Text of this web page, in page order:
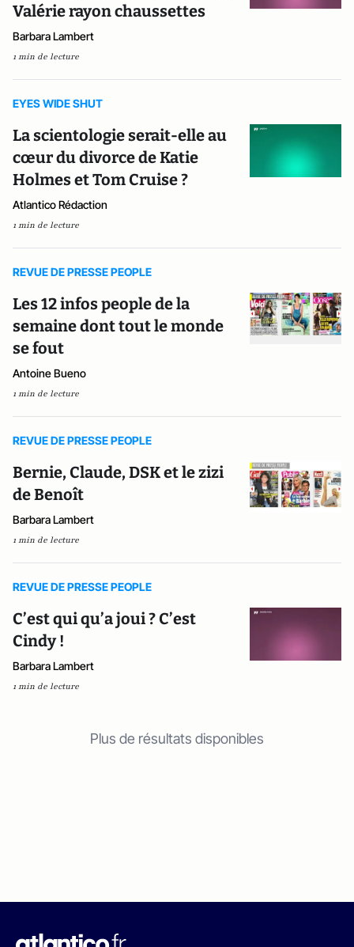
Valérie rayon chaussettes
Barbara Lambert
1 min de lecture
EYES WIDE SHUT
La scientologie serait-elle au
cœur du divorce de Katie
Holmes et Tom Cruise ?
Atlantico Rédaction
1 min de lecture
REVUE DE PRESSE PEOPLE
Les 12 infos people de la
semaine dont tout le monde
se fout
Antoine Bueno
1 min de lecture
REVUE DE PRESSE PEOPLE
Bernie, Claude, DSK et le zizi
de Benoît
Barbara Lambert
1 min de lecture
REVUE DE PRESSE PEOPLE
C’est qui qu’a joui ? C’est
Cindy !
Barbara Lambert
1 min de lecture
Plus de résultats disponibles